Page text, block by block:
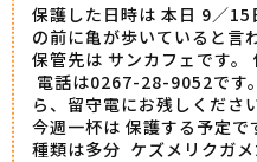
保護した日時は 本日 9／
の前に亀が歩いていると言
保管先は サンカフェです
電話は0267-28-9052です
ら、留守電にお残しください
今週一杯は 保護する予定で
種類は多分 ケズメリクガメ